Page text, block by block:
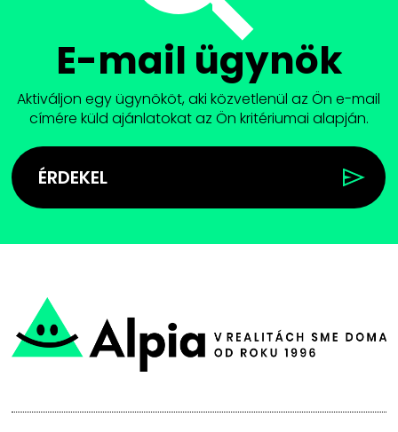
E-mail ügynök
Aktiváljon egy ügynököt, aki közvetlenül az Ön e-mail
címére küld ajánlatokat az Ön kritériumai alapján.
ÉRDEKEL